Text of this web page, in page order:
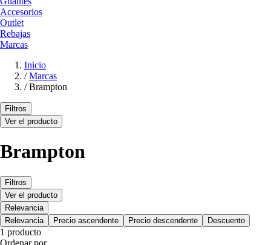
Accesorios
Outlet
Rebajas
Marcas
Inicio
/ Marcas
/ Brampton
Filtros
Ver el producto
Brampton
Filtros
Ver el producto
Relevancia
Relevancia
Precio ascendente Precio descendente Descuento
1 producto
Ordenar por